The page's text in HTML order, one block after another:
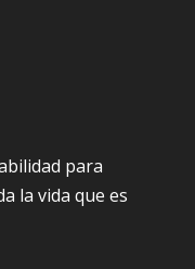
para
la vida que es